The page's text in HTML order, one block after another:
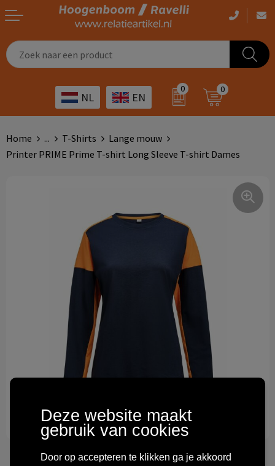
NL EN
0 0
Giveaways
Outdoor
Schrijfwaren
Technologie & gadgets
Themageschenken
Werkkleding
Sportkleding
Outdoor artikelen bedrukken
Giveaways bedrukken
Transport
Horeca
Home ... T-Shirts
Lange mouw
Printer PRIME Prime T-shirt Long Sleeve T-shirt Dames
Deze website maakt
gebruik van cookies
Door op accepteren te klikken ga je akkoord